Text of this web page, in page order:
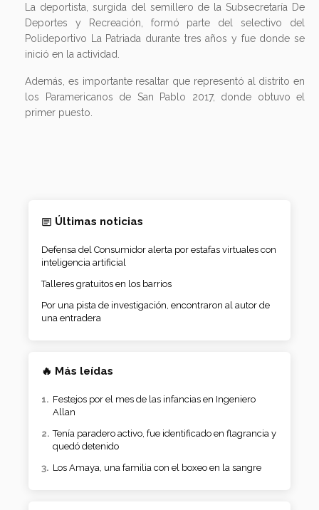
La deportista, surgida del semillero de la Subsecretaría De
Deportes y Recreación, formó parte del selectivo del
Polideportivo La Patriada durante tres años y fue donde se
inició en la actividad.
Además, es importante resaltar que representó al distrito en
los Paramericanos de San Pablo 2017, donde obtuvo el
primer puesto.
Últimas noticias
Defensa del Consumidor alerta por estafas virtuales con
inteligencia artificial
Talleres gratuitos en los barrios
Por una pista de investigación, encontraron al autor de
una entradera
🔥 Más leídas
Festejos por el mes de las infancias en Ingeniero
Allan
Tenía paradero activo, fue identificado en flagrancia y
quedó detenido
Los Amaya, una familia con el boxeo en la sangre